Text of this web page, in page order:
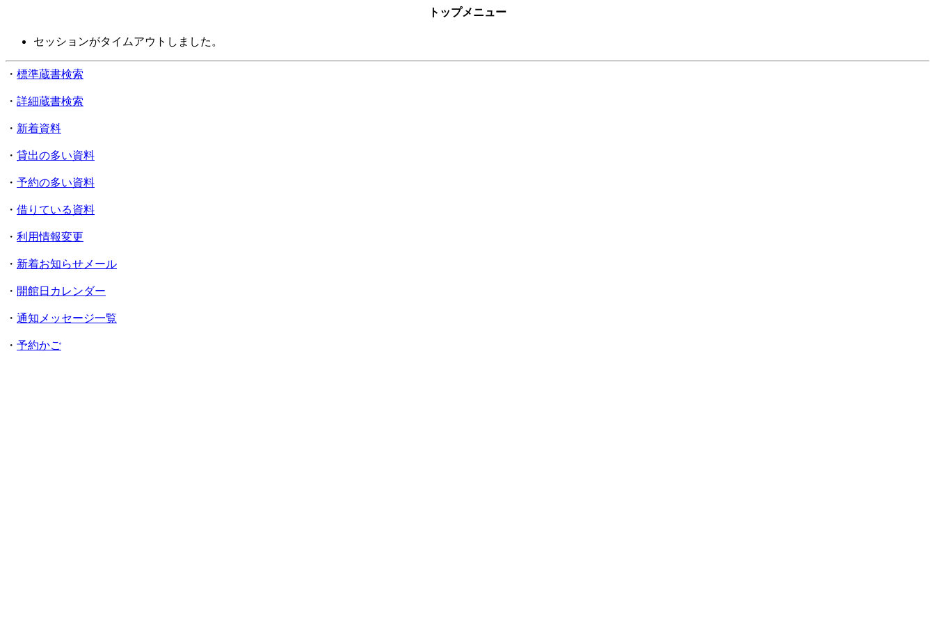
トップメニュー
セッションがタイムアウトしました。
・ 標準蔵書検索
・ 詳細蔵書検索
・ 新着資料
・ 貸出の多い資料
・ 予約の多い資料
・ 借りている資料
・ 利用情報変更
・ 新着お知らせメール
・ 開館日カレンダー
・ 通知メッセージ一覧
・ 予約かご